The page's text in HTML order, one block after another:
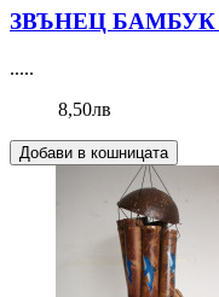
ЗВЪНЕЦ
.....
8,50лв
Добави в кошницата